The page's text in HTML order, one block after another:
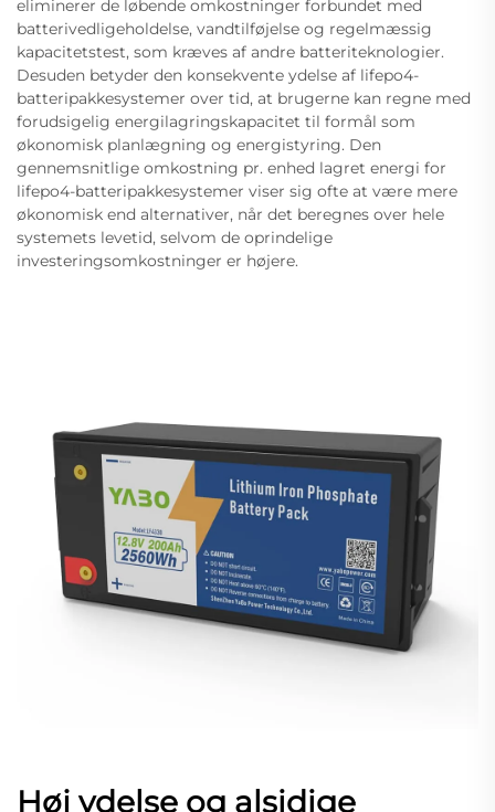
eliminerer de løbende omkostninger forbundet med
batterivedligeholdelse, vandtilføjelse og regelmæssig
kapacitetstest, som kræves af andre batteriteknologier.
Desuden betyder den konsekvente ydelse af lifepo4-
batteripakkesystemer over tid, at brugerne kan regne med
forudsigelig energilagringskapacitet til formål som
økonomisk planlægning og energistyring. Den
gennemsnitlige omkostning pr. enhed lagret energi for
lifepo4-batteripakkesystemer viser sig ofte at være mere
økonomisk end alternativer, når det beregnes over hele
systemets levetid, selvom de oprindelige
investeringsomkostninger er højere.
Høj ydelse og alsidige